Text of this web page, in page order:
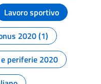
Lavoro sportivo
2020 (1)
periferie 2020